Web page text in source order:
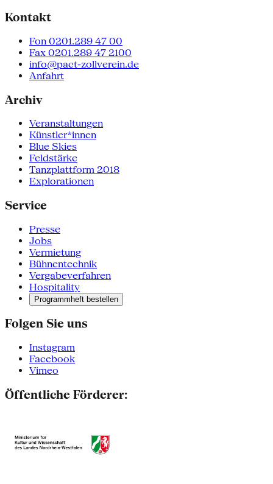
Kontakt
Fon 0201.289 47 00
Fax 0201.289 47 2100
info@pact-zollverein.de
Anfahrt
Archiv
Veranstaltungen
Künstler*innen
Blue Skies
Feldstärke
Tanzplattform 2018
Explorationen
Service
Presse
Jobs
Vermietung
Bühnentechnik
Vergabeverfahren
Hospitality
Programmheft bestellen
Folgen Sie uns
Instagram
Facebook
Vimeo
Öffentliche Förderer: